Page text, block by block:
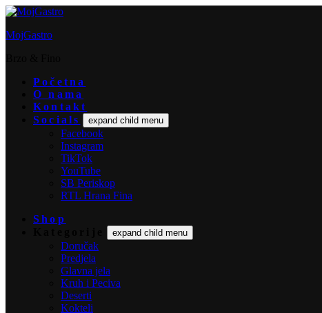
MojGastro
Početna
O nama
Kontakt
Socials
expand child menu
Facebook
Instagram
TikTok
YouTube
SB Periskop
RTL Hrana Fina
Shop
expand child menu
Doručak
Predjela
Glavna jela
Kruh i Peciva
Deserti
Kokteli